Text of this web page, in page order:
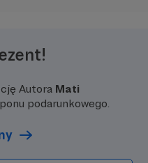
Autora Mati
podarunkowego.